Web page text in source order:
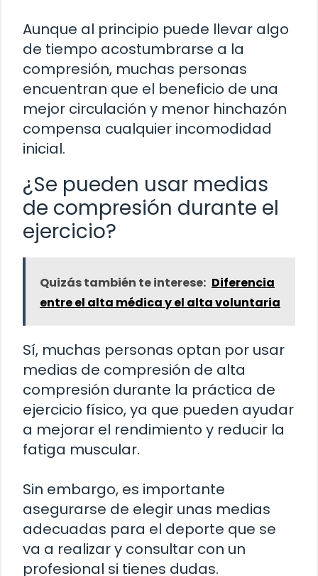
Aunque al principio puede llevar algo
de tiempo acostumbrarse a la
compresión, muchas personas
encuentran que el beneficio de una
mejor circulación y menor hinchazón
compensa cualquier incomodidad
inicial.
¿Se pueden usar medias
de compresión durante el
ejercicio?
Quizás también te interese: Diferencia
entre el alta médica y el alta voluntaria
Sí, muchas personas optan por usar
medias de compresión de alta
compresión durante la práctica de
ejercicio físico, ya que pueden ayudar
a mejorar el rendimiento y reducir la
fatiga muscular.
Sin embargo, es importante
asegurarse de elegir unas medias
adecuadas para el deporte que se
va a realizar y consultar con un
profesional si tienes dudas.